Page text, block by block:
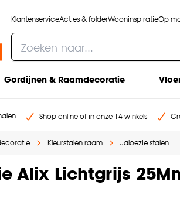
KlantenserviceActies & folderWooninspiratieOp
Gordijnen & Raamdecoratie
Shop online of in onze 14 winkels
Kleurstalen raam Jaloezie stalen
Alix Lichtgrijs